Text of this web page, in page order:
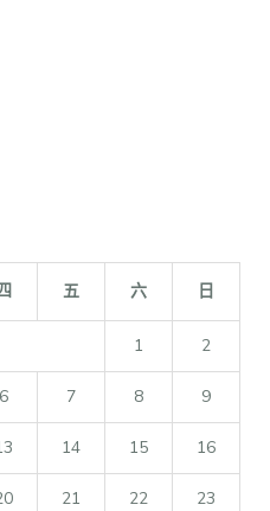
五 六 日
1 2
6 7 8 9
14 15 16
21 22 23